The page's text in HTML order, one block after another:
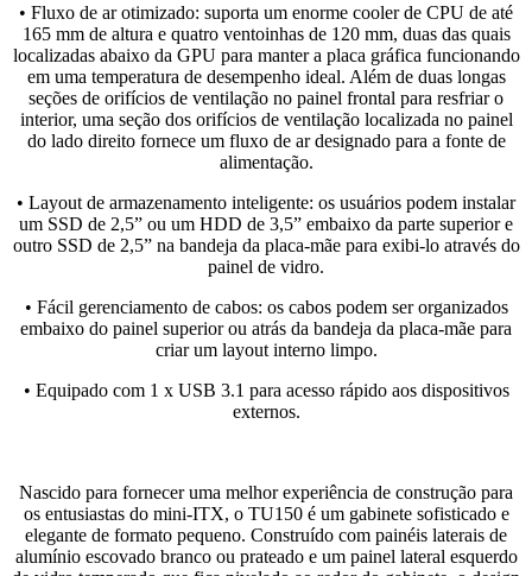
• Fluxo de ar otimizado: suporta um enorme cooler de CPU de até
165 mm de altura e quatro ventoinhas de 120 mm, duas das quais
localizadas abaixo da GPU para manter a placa gráfica funcionando
em uma temperatura de desempenho ideal. Além de duas longas
seções de orifícios de ventilação no painel frontal para resfriar o
interior, uma seção dos orifícios de ventilação localizada no painel
do lado direito fornece um fluxo de ar designado para a fonte de
alimentação.
• Layout de armazenamento inteligente: os usuários podem instalar
um SSD de 2,5” ou um HDD de 3,5” embaixo da parte superior e
outro SSD de 2,5” na bandeja da placa-mãe para exibi-lo através do
painel de vidro.
• Fácil gerenciamento de cabos: os cabos podem ser organizados
embaixo do painel superior ou atrás da bandeja da placa-mãe para
criar um layout interno limpo.
• Equipado com 1 x USB 3.1 para acesso rápido aos dispositivos
externos.
Nascido para fornecer uma melhor experiência de construção para
os entusiastas do mini-ITX, o TU150 é um gabinete sofisticado e
elegante de formato pequeno. Construído com painéis laterais de
alumínio escovado branco ou prateado e um painel lateral esquerdo